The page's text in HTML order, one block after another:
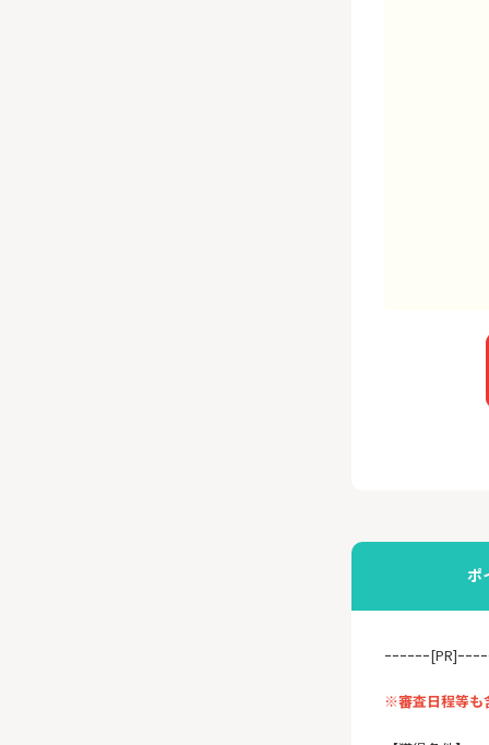
ポ
ｰｰｰｰｰｰ[PR]ｰｰｰ
※審査日程等も